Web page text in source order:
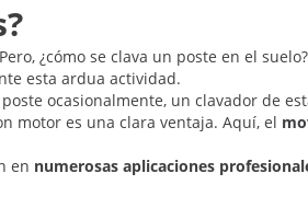
¿cómo se clava un poste en el
esta ardua actividad.
ocasionalmente, un clavador de
motor es una clara ventaja. Aquí, el
en numerosas aplicaciones